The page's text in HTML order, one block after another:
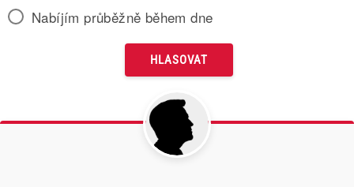
Nabíjím průběžně během dne